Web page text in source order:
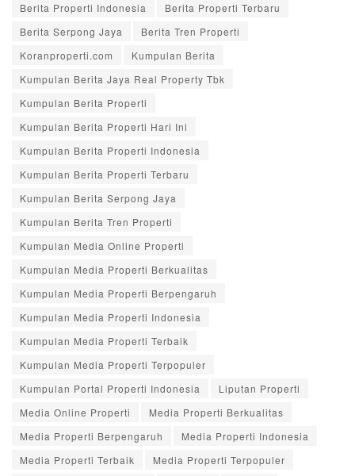
Berita Properti Indonesia
Berita Properti Terbaru
Berita Serpong Jaya
Berita Tren Properti
Koranproperti.com
Kumpulan Berita
Kumpulan Berita Jaya Real Property Tbk
Kumpulan Berita Properti
Kumpulan Berita Properti Hari Ini
Kumpulan Berita Properti Indonesia
Kumpulan Berita Properti Terbaru
Kumpulan Berita Serpong Jaya
Kumpulan Berita Tren Properti
Kumpulan Media Online Properti
Kumpulan Media Properti Berkualitas
Kumpulan Media Properti Berpengaruh
Kumpulan Media Properti Indonesia
Kumpulan Media Properti Terbaik
Kumpulan Media Properti Terpopuler
Kumpulan Portal Properti Indonesia
Liputan Properti
Media Online Properti
Media Properti Berkualitas
Media Properti Berpengaruh
Media Properti Indonesia
Media Properti Terbaik
Media Properti Terpopuler